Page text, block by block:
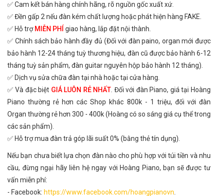
✅ Cam kết bán hàng chính hãng, rõ nguồn gốc xuất xứ.
✅ Đền gấp 2 nếu đàn kém chất lượng hoặc phát hiện hàng FAKE.
✅ Hỗ trợ MIỄN PHÍ giao hàng, lắp đặt nội thành.
✅ Chính sách bảo hành đầy đủ (Đối với đàn paino, organ mới được
bảo hành 12-24 tháng tuỳ thương hiệu, đàn cũ được bảo hành 6-12
tháng tuỳ sản phẩm, đàn guitar nguyên hộp bảo hành 12 tháng).
✅ Dịch vụ sửa chữa đàn tại nhà hoặc tại cửa hàng.
✅ Và đặc biệt GIÁ LUÔN RẺ NHẤT . Đối với đàn Piano, giá tại Hoàng
Piano thường rẻ hơn các Shop khác 800k - 1 triệu, đối với đàn
Organ thường rẻ hơn 300 - 400k (Hoàng có so sáng giá cụ thể trong
các sản phẩm).
✅ Hỗ trợ mua đàn trả góp lãi suất 0% (bằng thẻ tín dụng).
Nếu bạn chưa biết lựa chọn đàn nào cho phù hợp với túi tiền và nhu
cầu, đừng ngại hãy liên hệ ngay với Hoàng Piano, bạn sẽ được tư
vấn miễn phí:
- Facebook: https://www.facebook.com/hoangpianovn